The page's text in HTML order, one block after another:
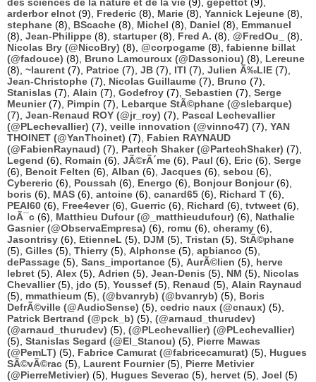
arderbor elnot (9), Frederic (8), Marie (8), Yannick Lejeune (8),
stephane (8), BScache (8), Michel (8), Daniel (8), Emmanuel
(8), Jean-Philippe (8), startuper(8), Fred A. (8), @FredOu_
(8),
Nicolas Bry (@NicoBry) (8), @corpogame (8), fabienne billat
(@fadouce) (8), Bruno Lamouroux (@Dassoniou) (8), Lereune
(8), ~laurent (7), Patrice (7), JB (7), ITI (7), Julien Ã‰LIE (7),
Jean-Christophe (7), Nicolas Guillaume (7), Bruno (7),
Stanislas (7), Alain (7), Godefroy (7), Sebastien (7), Serge
Meunier(7), Pimpin (7), Lebarque StÃ©phane (@slebarque)
(7), Jean-Renaud ROY (@jr_roy) (7), Pascal Lechevallier
(@PLechevallier) (7), veille innovation (@vinno47) (7), YAN
THOINET (@YanThoinet) (7), Fabien RAYNAUD
(@FabienRaynaud) (7), Partech Shaker (@PartechShaker) (7),
Legend (6), Romain (6), JÃ©rÃ´me (6), Paul (6), Eric (6), Serge
(6), Benoit Felten (6), Alban (6), Jacques (6), sebou (6),
Cybereric (6), Poussah (6), Energo (6), Bonjour Bonjour(6),
boris (6), MAS (6), antoine (6), canard65 (6), Richard T (6),
PEAI60 (6), Free4ever(6), Guerric (6), Richard (6), tvtweet (6),
loÃ¯c (6), Matthieu Dufour (@_matthieudufour) (6), Nathalie
Gasnier (@ObservaEmpresa) (6), romu (6), cheramy (6),
Jasontrisy (6), EtienneL (5), DJM (5), Tristan (5), StÃ©phane
(5), Gilles (5), Thierry (5), Alphonse (5), apbianco (5),
dePassage (5), Sans_importance (5), AurÃ©lien (5), herve
lebret (5), Alex (5), Adrien (5), Jean-Denis (5), NM (5), Nicolas
Chevallier(5), jdo (5), Youssef (5), Renaud (5), Alain Raynaud
(5), mmathieum (5), (@bvanryb) (@bvanryb) (5), Boris
DefrÃ©ville (@AudioSense) (5), cedric naux (@cnaux) (5),
Patrick Bertrand (@pck_b) (5), (@arnaud_thurudev)
(@arnaud_thurudev) (5), (@PLechevallier) (@PLechevallier)
(5), Stanislas Segard (@El_Stanou) (5), Pierre Mawas
(@PemLT) (5), Fabrice Camurat (@fabricecamurat) (5), Hugues
SÃ©vÃ©rac (5), Laurent Fournier(5), Pierre Metivier
(@PierreMetivier) (5), Hugues Severac (5), hervet (5), Joel (5)